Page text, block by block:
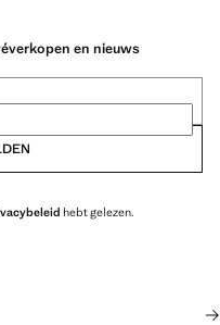
en nieuws
hebt gelezen.